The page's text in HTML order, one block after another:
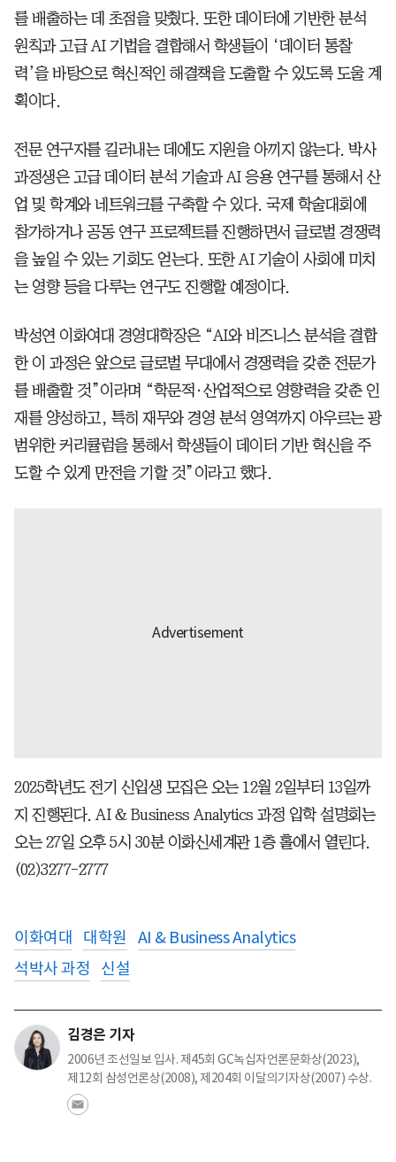
를 배출하는 데 초점을 맞췄다. 또한 데이터에 기반한 분석
원칙과 고급 AI 기법을 결합해서 학생들이 ‘데이터 통찰
력’을 바탕으로 혁신적인 해결책을 도출할 수 있도록 도울 계
획이다.
전문 연구자를 길러내는 데에도 지원을 아끼지 않는다. 박사
과정생은 고급 데이터 분석 기술과 AI 응용 연구를 통해서 산
업 및 학계와 네트워크를 구축할 수 있다. 국제 학술대회에
참가하거나 공동 연구 프로젝트를 진행하면서 글로벌 경쟁력
을 높일 수 있는 기회도 얻는다. 또한 AI 기술이 사회에 미치
는 영향 등을 다루는 연구도 진행할 예정이다.
박성연 이화여대 경영대학장은 “AI와 비즈니스 분석을 결합
한 이 과정은 앞으로 글로벌 무대에서 경쟁력을 갖춘 전문가
를 배출할 것”이라며 “학문적·산업적으로 영향력을 갖춘 인
재를 양성하고, 특히 재무와 경영 분석 영역까지 아우르는 광
범위한 커리큘럼을 통해서 학생들이 데이터 기반 혁신을 주
도할 수 있게 만전을 기할 것”이라고 했다.
2025학년도 전기 신입생 모집은 오는 12월 2일부터 13일까
지 진행된다. AI & Business Analytics 과정 입학 설명회는
오는 27일 오후 5시 30분 이화신세계관 1층 홀에서 열린다.
(02)3277-2777
이화여대 대학원
AI & Business Analytics
석박사 과정
신설
김경은 기자
2006년 조선일보 입사. 제45회 GC녹십자언론문화상(2023),
제12회 삼성언론상(2008), 제204회 이달의기자상(2007) 수상.